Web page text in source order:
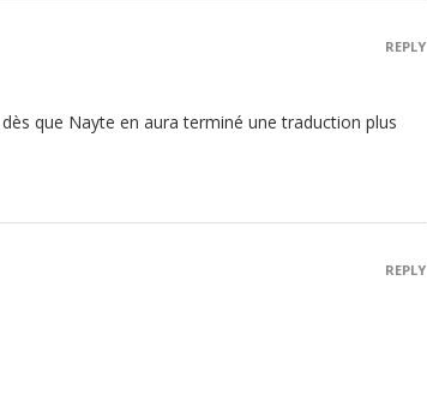
que Nayte en aura terminé une traduction plus
REPLY
REPLY